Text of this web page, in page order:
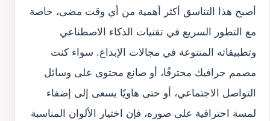
أصبح هذا التناسق أكثر أهمية من أي وقت مضى، خاصة
مع التطور السريع في تقنيات الذكاء الاصطناعي
وتطبيقاته المتنوعة في مجالات الإبداع. سواء كنت
مصمم جرافيك محترفًا، أو صانع محتوى على وسائل
التواصل الاجتماعي، أو حتى هاويًا يسعى إلى إضفاء
لمسة احترافية على صوره، فإن اختيار الألوان المناسبة